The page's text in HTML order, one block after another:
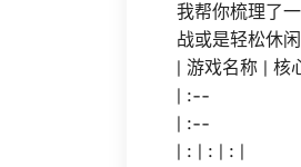
我帮你梳理了
战或是轻松休
| 游戏名称 | 核
| :--
| :--
| : | : | : |